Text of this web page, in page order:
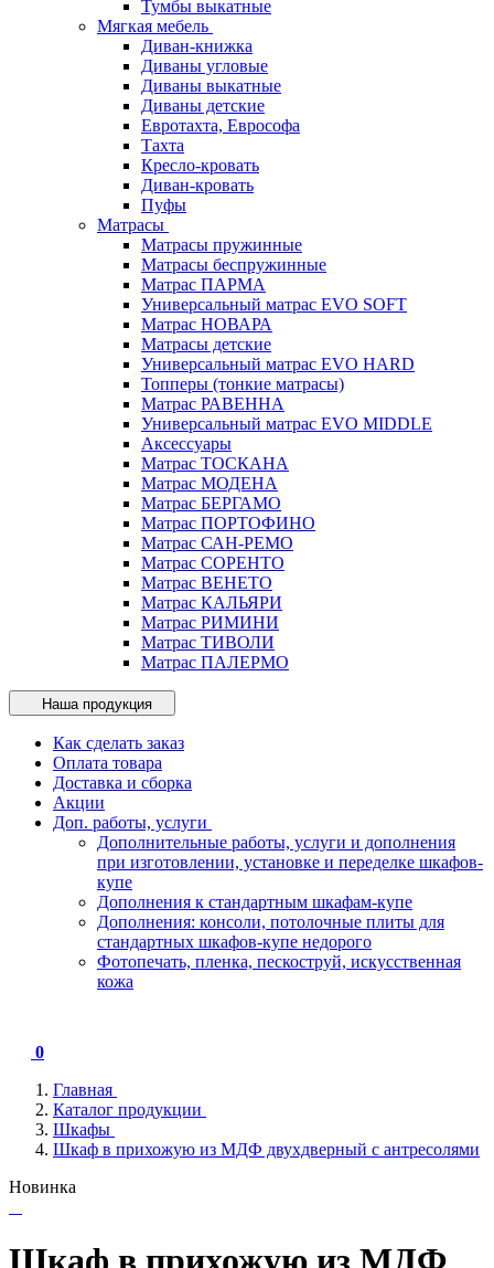
Тумбы выкатные
Мягкая мебель
Диван-книжка
Диваны угловые
Диваны выкатные
Диваны детские
Евротахта, Еврософа
Тахта
Кресло-кровать
Диван-кровать
Пуфы
Матрасы
Матрасы пружинные
Матрасы беспружинные
Матрас ПАРМА
Универсальный матрас EVO SOFT
Матрас НОВАРА
Матрасы детские
Универсальный матрас EVO HARD
Топперы (тонкие матрасы)
Матрас РАВЕННА
Универсальный матрас EVO MIDDLE
Аксессуары
Матрас ТОСКАНА
Матрас МОДЕНА
Матрас БЕРГАМО
Матрас ПОРТОФИНО
Матрас САН-РЕМО
Матрас СОРЕНТО
Матрас ВЕНЕТО
Матрас КАЛЬЯРИ
Матрас РИМИНИ
Матрас ТИВОЛИ
Матрас ПАЛЕРМО
Наша продукция
Как сделать заказ
Оплата товара
Доставка и сборка
Акции
Доп. работы, услуги
Дополнительные работы, услуги и дополнения
при изготовлении, установке и переделке шкафов-
купе
Дополнения к стандартным шкафам-купе
Дополнения: консоли, потолочные плиты для
стандартных шкафов-купе недорого
Фотопечать, пленка, пескоструй, искусственная
кожа
0
Главная
Каталог продукции
Шкафы
Шкаф в прихожую из МДФ двухдверный с антресолями
Новинка